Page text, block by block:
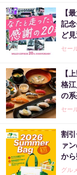
【
記
ど
セー
【
格
の系
セー
割
ァ
から
グル